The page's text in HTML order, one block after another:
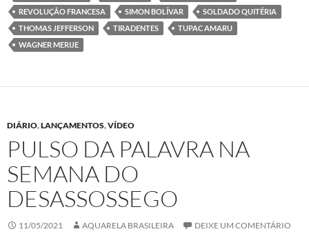
REVOLUÇÃO FRANCESA
SIMON BOLÍVAR
SOLDADO QUITÉRIA
THOMAS JEFFERSON
TIRADENTES
TUPAC AMARU
WAGNER MERIJE
DIÁRIO,LANÇAMENTOS,VÍDEO
PULSO DA PALAVRA NA
SEMANA DO
DESASSOSSEGO
11/05/2021 AQUARELA BRASILEIRA DEIXE UM COMENTÁRIO